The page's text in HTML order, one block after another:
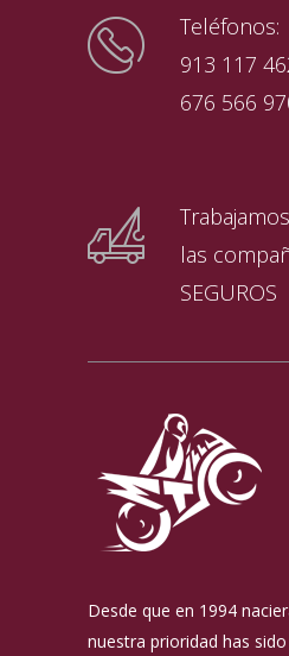
Teléfonos:
913 117
676 566
las
SEGUROS
Desde que en 1994
nuestra prioridad has